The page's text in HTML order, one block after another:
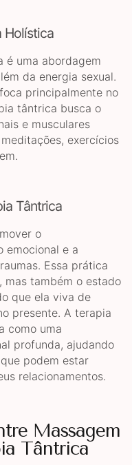
Holística
é uma abordagem
da energia sexual.
principalmente no
tântrica busca o
e musculares
exercícios
Tântrica
o
emocional e a
Essa prática
mas também o estado
que ela viva de
presente. A terapia
como uma
profunda, ajudando
podem estar
relacionamentos.
Massagem
Tântrica